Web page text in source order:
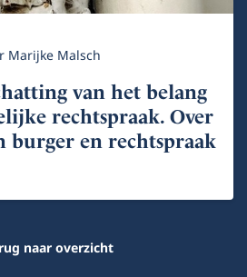
Marijke Malsch
van het belang
rechtspraak. Over
burger en rechtspraak
naar overzicht